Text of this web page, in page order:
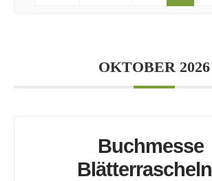
OKTOBER 2026
Buchmesse
Blätterrascheln